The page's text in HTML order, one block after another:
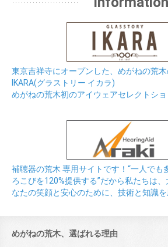
東京吉祥寺にオープンした、めがねの荒
IKARA(グラストリー イカラ)
めがねの荒木初のアイウェアセレクトショ
補聴器の荒木 専用サイトです！“一人でも
ろこびを120%提供する”だから私たちは
なたの笑顔と安心のために、技術と知識を
めがねの荒木、選ばれる理由